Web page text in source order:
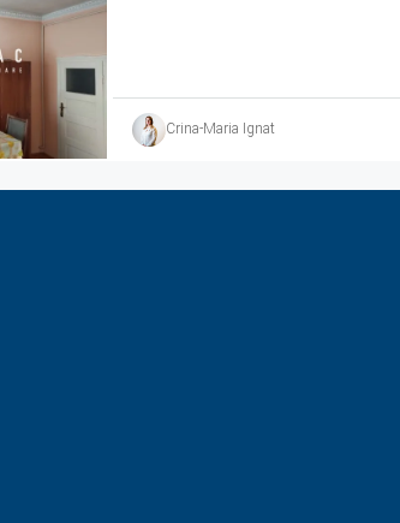
Crina-Maria Ignat